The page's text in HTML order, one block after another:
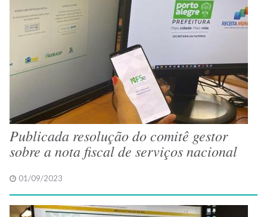
Publicada resolução do comitê gestor
sobre a nota fiscal de serviços nacional
01/09/2023